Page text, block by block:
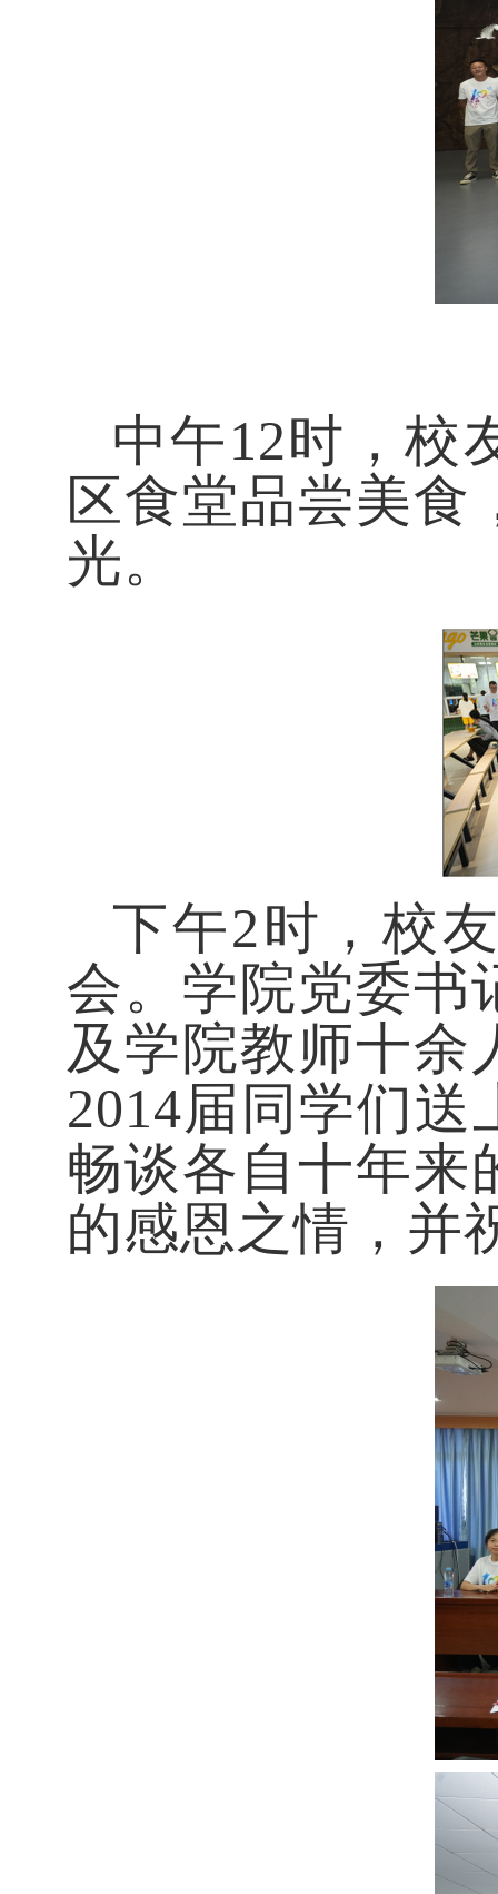
中午12时，校
区食堂品尝美
光。
下午2时，校
会。学院党委书
及学院教师十余
2014届同学们
畅谈各自十年来
的感恩之情，并